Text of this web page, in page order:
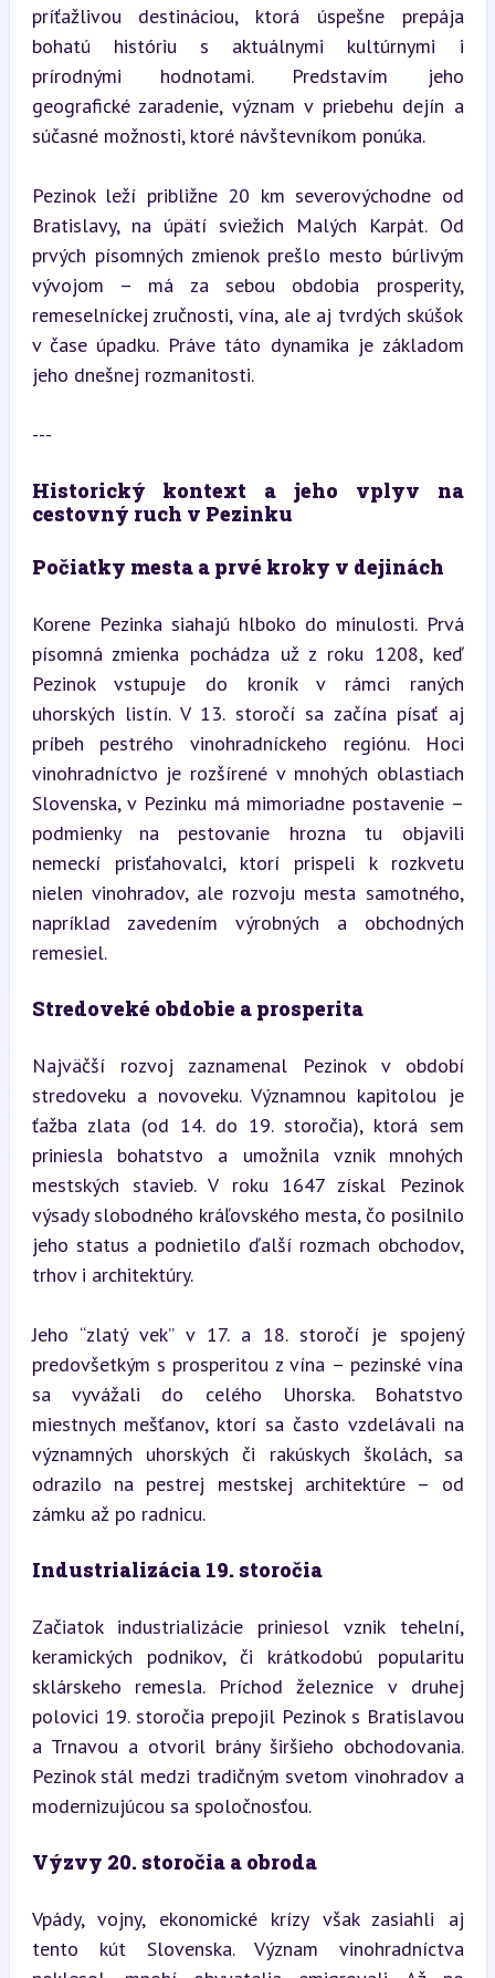
príťažlivou destináciou, ktorá úspešne prepája
bohatú históriu s aktuálnymi kultúrnymi i
prírodnými hodnotami. Predstavím jeho
geografické zaradenie, význam v priebehu dejín a
súčasné možnosti, ktoré návštevníkom ponúka.
Pezinok leží približne 20 km severovýchodne od
Bratislavy, na úpätí sviežich Malých Karpát. Od
prvých písomných zmienok prešlo mesto búrlivým
vývojom – má za sebou obdobia prosperity,
remeselníckej zručnosti, vína, ale aj tvrdých skúšok
v čase úpadku. Práve táto dynamika je základom
jeho dnešnej rozmanitosti.
---
Historický kontext a jeho vplyv na
cestovný ruch v Pezinku
Počiatky mesta a prvé kroky v dejinách
Korene Pezinka siahajú hlboko do minulosti. Prvá
písomná zmienka pochádza už z roku 1208, keď
Pezinok vstupuje do kroník v rámci raných
uhorských listín. V 13. storočí sa začína písať aj
príbeh pestrého vinohradníckeho regiónu. Hoci
vinohradníctvo je rozšírené v mnohých oblastiach
Slovenska, v Pezinku má mimoriadne postavenie –
podmienky na pestovanie hrozna tu objavili
nemeckí prisťahovalci, ktorí prispeli k rozkvetu
nielen vinohradov, ale rozvoju mesta samotného,
napríklad zavedením výrobných a obchodných
remesiel.
Stredoveké obdobie a prosperita
Najväčší rozvoj zaznamenal Pezinok v období
stredoveku a novoveku. Významnou kapitolou je
ťažba zlata (od 14. do 19. storočia), ktorá sem
priniesla bohatstvo a umožnila vznik mnohých
mestských stavieb. V roku 1647 získal Pezinok
výsady slobodného kráľovského mesta, čo posilnilo
jeho status a podnietilo ďalší rozmach obchodov,
trhov i architektúry.
Jeho “zlatý vek” v 17. a 18. storočí je spojený
predovšetkým s prosperitou z vína – pezinské vína
sa vyvážali do celého Uhorska. Bohatstvo
miestnych mešťanov, ktorí sa často vzdelávali na
významných uhorských či rakúskych školách, sa
odrazilo na pestrej mestskej architektúre – od
zámku až po radnicu.
Industrializácia 19. storočia
Začiatok industrializácie priniesol vznik tehelní,
keramických podnikov, či krátkodobú popularitu
sklárskeho remesla. Príchod železnice v druhej
polovici 19. storočia prepojil Pezinok s Bratislavou
a Trnavou a otvoril brány širšieho obchodovania.
Pezinok stál medzi tradičným svetom vinohradov a
modernizujúcou sa spoločnosťou.
Výzvy 20. storočia a obroda
Vpády, vojny, ekonomické krízy však zasiahli aj
tento kút Slovenska. Význam vinohradníctva